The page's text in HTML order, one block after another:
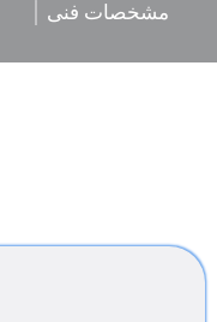
مشخصات فنی